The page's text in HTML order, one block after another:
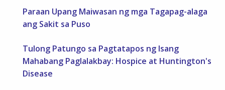
Paraan Upang Maiwasan ng mga Tagapag-alaga
ang Sakit sa Puso
Tulong Patungo sa Pagtatapos ng Isang
Mahabang Paglalakbay: Hospice at Huntington's
Disease